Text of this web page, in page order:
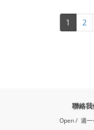
1 2
聯絡
Open / 週